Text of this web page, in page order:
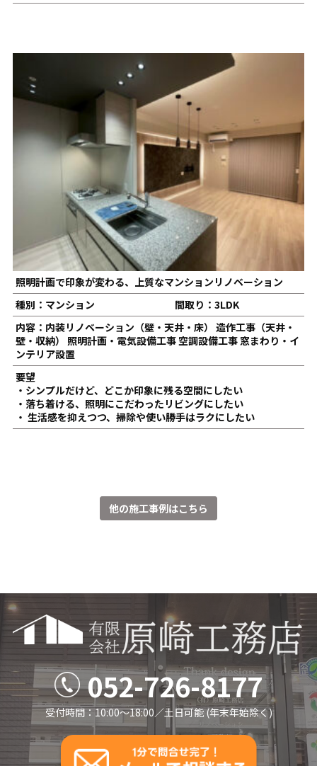
照明計画で印象が変わる、上質なマンションリノベーション
種別：マンション
間取り：3LDK
内容：内装リノベーション（壁・天井・床） 造作工事（天井・
壁・収納） 照明計画・電気設備工事 空調設備工事 窓まわり・イ
ンテリア設置
要望
・シンプルだけど、どこか印象に残る空間にしたい
・落ち着ける、照明にこだわったリビングにしたい
・ 生活感を抑えつつ、掃除や使い勝手はラクにしたい
他の施工事例はこちら
052-726-8177
受付時間：10:00～18:00／⼟⽇可能 (年末年始除く)